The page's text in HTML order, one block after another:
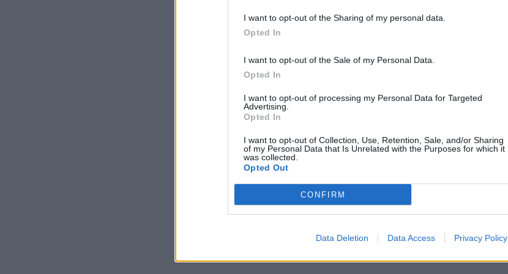
I want to opt-out of the Sharing of my personal data.
Opted In
I want to opt-out of the Sale of my Personal Data.
Opted In
I want to opt-out of processing my Personal Data for Targeted
Advertising.
Opted In
I want to opt-out of Collection, Use, Retention, Sale, and/or Sharing
of my Personal Data that Is Unrelated with the Purposes for which it
was collected.
Opted Out
CONFIRM
Data Deletion Data Access Privacy Policy